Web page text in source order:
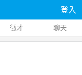
登入
徵才 聊天